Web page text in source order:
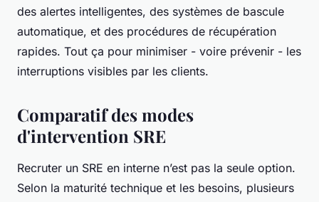
des alertes intelligentes, des systèmes de bascule
automatique, et des procédures de récupération
rapides. Tout ça pour minimiser - voire prévenir - les
interruptions visibles par les clients.
Comparatif des modes
d'intervention SRE
Recruter un SRE en interne n’est pas la seule option.
Selon la maturité technique et les besoins, plusieurs